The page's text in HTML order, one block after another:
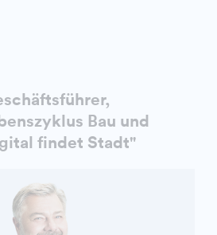
Bau und
findet Stadt"